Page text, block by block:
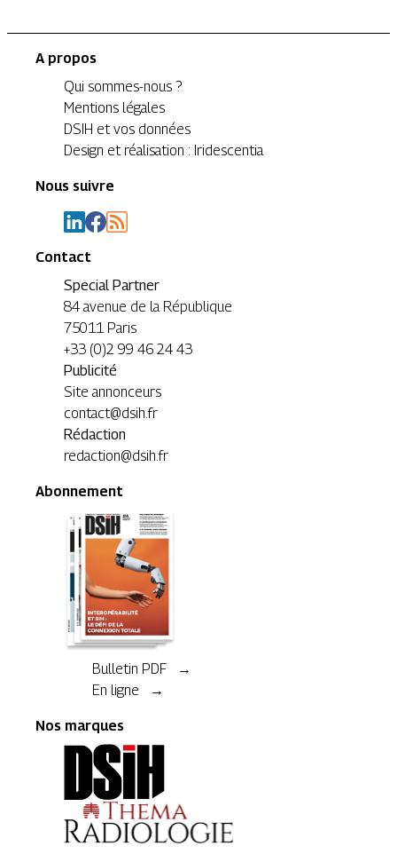
A propos
Qui sommes-nous ?
Mentions légales
DSIH et vos données
Design et réalisation : Iridescentia
Nous suivre
Contact
Special Partner
84 avenue de la République
75011 Paris
+33 (0)2 99 46 24 43
Publicité
Site annonceurs
contact@dsih.fr
Rédaction
redaction@dsih.fr
Abonnement
Bulletin PDF →
En ligne →
Nos marques